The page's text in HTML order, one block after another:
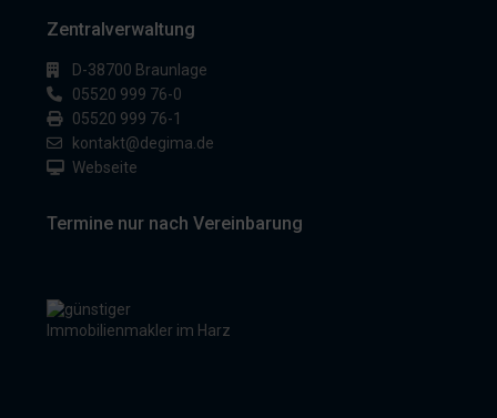
Zentralverwaltung
D-38700 Braunlage
05520 999 76-0
05520 999 76-1
kontakt@degima.de
Webseite
Termine nur nach Vereinbarung